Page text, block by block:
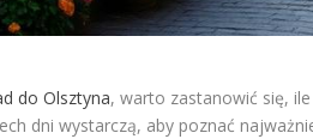
do Olsztyna, warto zastanowić się,
dni wystarczą, aby poznać